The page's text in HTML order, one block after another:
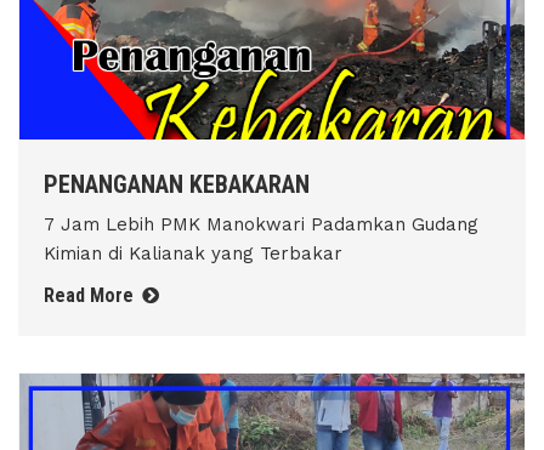
PENANGANAN KEBAKARAN
7 Jam Lebih PMK Manokwari Padamkan Gudang
Kimian di Kalianak yang Terbakar
Read More